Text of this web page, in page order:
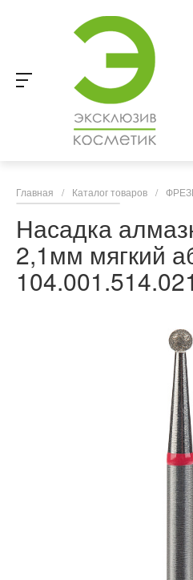
Главная / Каталог товаров /
Насадка
2,1мм мягкий
104.001.514.021